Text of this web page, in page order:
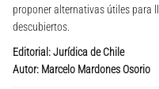
proponer alternativas útiles para
descubiertos.
Editorial: Jurídica de Chile
Autor: Marcelo Mardones Osorio